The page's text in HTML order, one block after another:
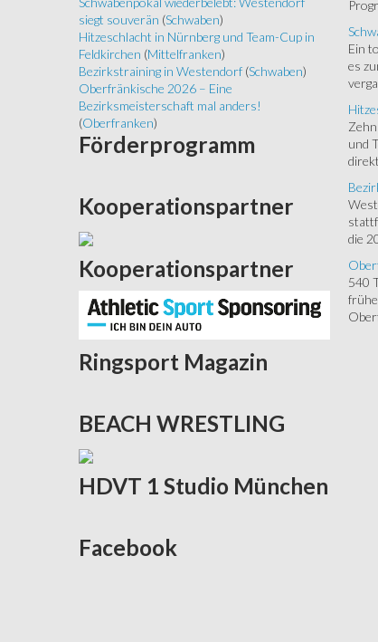
Ein
es
und
die
540
siegt souverän (Schwaben)
Hitzeschlacht in Nürnberg und Team-Cup in
Feldkirchen (Mittelfranken)
Bezirkstraining in Westendorf (Schwaben)
Oberfränkische 2026 – Eine
Bezirksmeisterschaft mal anders!
(Oberfranken)
Förderprogramm
Kooperationspartner
Kooperationspartner
Ringsport Magazin
BEACH WRESTLING
HDVT 1 Studio München
Facebook